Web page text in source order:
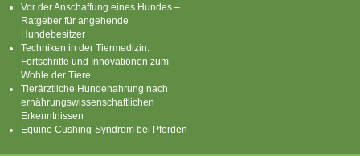
Vor der Anschaffung eines Hundes –
Ratgeber für angehende
Hundebesitzer
Techniken in der Tiermedizin:
Fortschritte und Innovationen zum
Wohle der Tiere
Tierärztliche Hundenahrung nach
ernährungswissenschaftlichen
Erkenntnissen
Equine Cushing-Syndrom bei Pferden